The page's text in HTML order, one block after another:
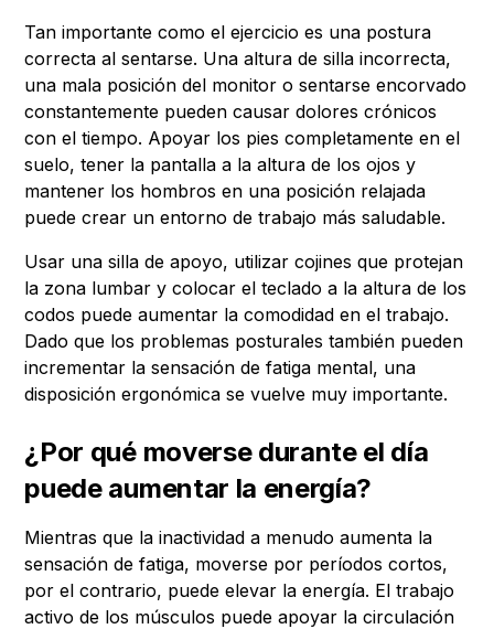
Tan importante como el ejercicio es una postura
correcta al sentarse. Una altura de silla incorrecta,
una mala posición del monitor o sentarse encorvado
constantemente pueden causar dolores crónicos
con el tiempo. Apoyar los pies completamente en el
suelo, tener la pantalla a la altura de los ojos y
mantener los hombros en una posición relajada
puede crear un entorno de trabajo más saludable.
Usar una silla de apoyo, utilizar cojines que protejan
la zona lumbar y colocar el teclado a la altura de los
codos puede aumentar la comodidad en el trabajo.
Dado que los problemas posturales también pueden
incrementar la sensación de fatiga mental, una
disposición ergonómica se vuelve muy importante.
¿Por qué moverse durante el día
puede aumentar la energía?
Mientras que la inactividad a menudo aumenta la
sensación de fatiga, moverse por períodos cortos,
por el contrario, puede elevar la energía. El trabajo
activo de los músculos puede apoyar la circulación